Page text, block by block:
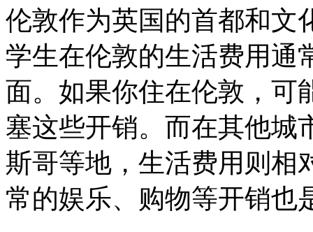
伦敦作为英国的首都和文
学生在伦敦的生活费用通
面。如果你住在伦敦，可
塞这些开销。而在其他城
斯哥等地，生活费用则相
常的娱乐、购物等开销也